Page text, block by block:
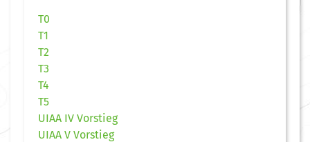
T0
T1
T2
T3
T4
T5
UIAA IV Vorstieg
UIAA V Vorstieg